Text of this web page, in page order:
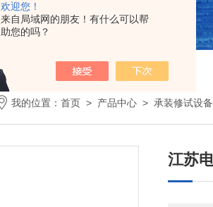
欢迎您！
来自局域网的朋友！有什么可以帮
助您的吗？
我的位置： 首页 > 产品中心 > 承装修试设备
江苏